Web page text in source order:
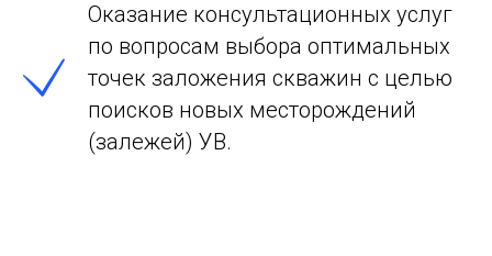
Оказание консультационных услуг
по вопросам выбора оптимальных
точек заложения скважин с целью
поисков новых месторождений
(залежей) УВ.